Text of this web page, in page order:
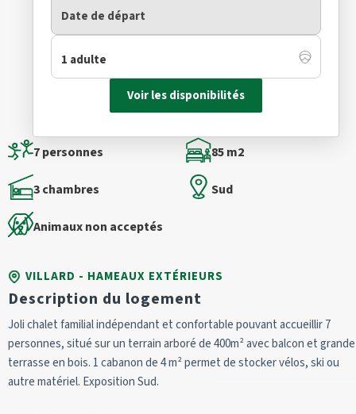
7 personnes 85 m2
3 chambres Sud
Animaux non acceptés
VILLARD - HAMEAUX EXTÉRIEURS
Description du logement
Joli chalet familial indépendant et confortable pouvant accueillir 7
personnes, situé sur un terrain arboré de 400m² avec balcon et grande
terrasse en bois. 1 cabanon de 4 m² permet de stocker vélos, ski ou
autre matériel. Exposition Sud.
Voir les disponibilités